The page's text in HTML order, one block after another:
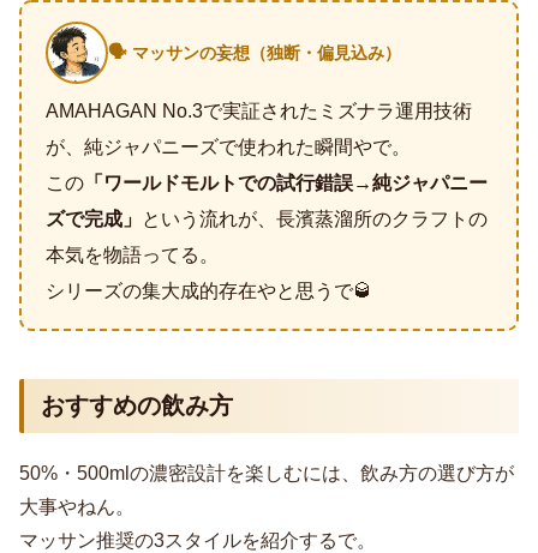
🗣️ マッサンの妄想（独断・偏見込み）
AMAHAGAN No.3で実証されたミズナラ運用技術
が、純ジャパニーズで使われた瞬間やで。
この 「ワールドモルトでの試行錯誤→純ジャパニー
ズで完成」 という流れが、長濱蒸溜所のクラフトの
本気を物語ってる。
シリーズの集大成的存在やと思うで🥃
おすすめの飲み方
50%・500mlの濃密設計を楽しむには、飲み方の選び方が
大事やねん。
マッサン推奨の3スタイルを紹介するで。